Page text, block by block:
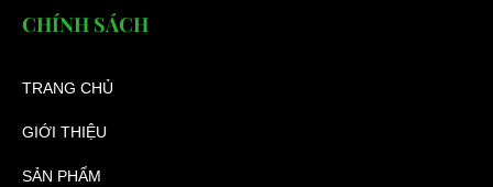
CHÍNH SÁCH
TRANG CHỦ
GIỚI THIỆU
SẢN PHẨM